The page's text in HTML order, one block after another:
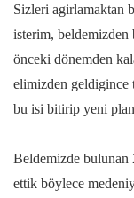
Sizleri agirlamaktan
isterim,
önceki dönemden
elimizden geldigince
bu isi bitirip yeni
Beldemizde bulunan
ettik böylece